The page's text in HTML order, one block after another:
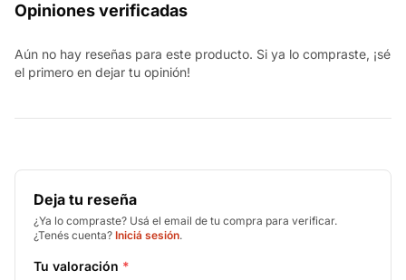
Opiniones verificadas
Aún no hay reseñas para este producto. Si ya lo compraste, ¡sé
el primero en dejar tu opinión!
Deja tu reseña
¿Ya lo compraste? Usá el email de tu compra para verificar.
¿Tenés cuenta? Iniciá sesión.
Tu valoración *